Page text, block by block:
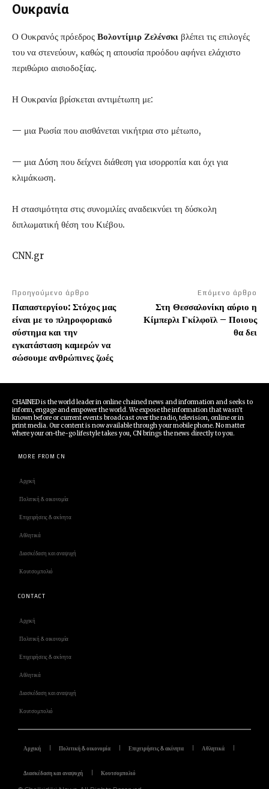
Ουκρανία
Ο Ουκρανός πρόεδρος Βολοντίμιρ Ζελένσκι βλέπει τις επιλογές
του να στενεύουν, καθώς η απουσία προόδου αφήνει ελάχιστο
περιθώριο αισιοδοξίας.
Η Ουκρανία βρίσκεται αντιμέτωπη με:
— μια Ρωσία που αισθάνεται νικήτρια στο μέτωπο,
— μια Δύση που δείχνει διάθεση για ισορροπία και όχι για
κλιμάκωση.
Η στασιμότητα στις συνομιλίες αναδεικνύει τη δύσκολη
διπλωματική θέση του Κιέβου.
CNN.gr
Προηγούμενο άρθρο
Παπαστεργίου: Στόχος μας
είναι με το πληροφοριακό
σύστημα και την
εγκατάσταση καμερών να
σώσουμε ανθρώπινες ζωές
Επόμενο άρθρο
Στη Θεσσαλονίκη αύριο η
Κίμπερλι Γκίλφοϊλ – Ποιους
θα δει
CHAINED is the world leader in online chained news and information and seeks to
inform, engage and empower the world. We expose the information that wasn't
known before or current events broadcast over the radio, television, online or in
print media. Our content is now available through your mobile phone. No matter
where your on-the-go lifestyle takes you, CN brings the news directly to you.
MORE FROM CN
Αρχική
Πολιτική & οικονομία
Επιχειρήσεις & ακίνητα
Αθλητικά
Διασκέδαση και αναψυχή
Κουτσομπολιό
CONTACT
Αρχική
Πολιτική & οικονομία
Επιχειρήσεις & ακίνητα
Αθλητικά
Διασκέδαση και αναψυχή
Κουτσομπολιό
Αρχική Πολιτική & οικονομία Επιχειρήσεις & ακίνητα Αθλητικά
Διασκέδαση και αναψυχή Κουτσομπολιό